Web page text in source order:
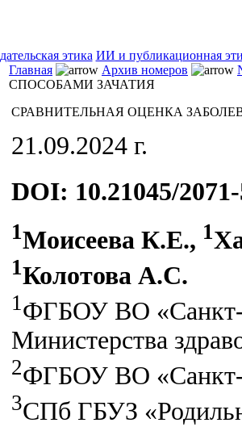
этика ИИ и публикационная
Главная Архив номеров
СПОСОБАМИ ЗАЧАТИЯ
СРАВНИТЕЛЬНАЯ ОЦЕНКА
21.09.2024 г.
DOI: 10.21045/
1Моисеева К.Е., 1
1Колотова А.С.
1 ФГБОУ ВО «Санкт-
Министерства
2ФГБОУ ВО «Санкт-
3СПб ГБУЗ